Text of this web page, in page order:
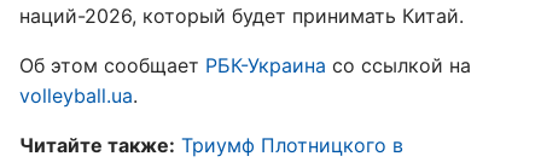
наций-2026, который будет принимать Китай.
Об этом сообщает РБК-Украина со ссылкой на
volleyball.ua.
Читайте также: Триумф Плотницкого в